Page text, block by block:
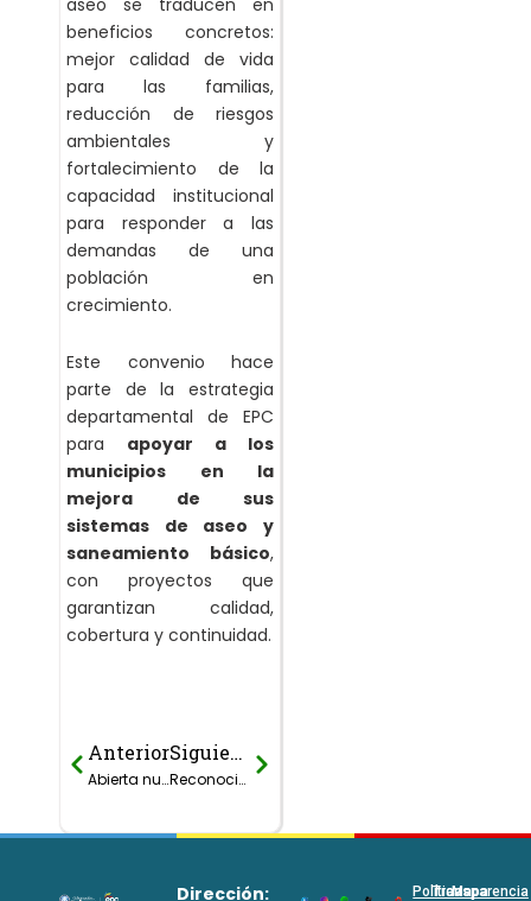
aseo se traducen en
beneficios concretos:
mejor calidad de vida
para las familias,
reducción de riesgos
ambientales y
fortalecimiento de la
capacidad institucional
para responder a las
demandas de una
población en
crecimiento.
Este convenio hace
parte de la estrategia
departamental de EPC
para apoyar a los
municipios en la
mejora de sus
sistemas de aseo y
saneamiento básico,
con proyectos que
garantizan calidad,
cobertura y continuidad.
Prev
Anterior
Abierta nueva convocatoria del programa Alcantarillado al Campo para fortalecer a 52 prestadores rurales del departamento
Siguiente
Reconocimiento al Mejor Operario y Fontanero 2025
Next
Dirección:
Políticas
Transparencia
Mapa